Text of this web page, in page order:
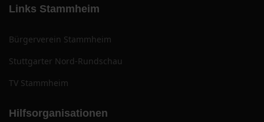
Links Stammheim
Bürgerverein Stammheim
Stuttgarter Nord-Rundschau
TV Stammheim
Hilfsorganisationen